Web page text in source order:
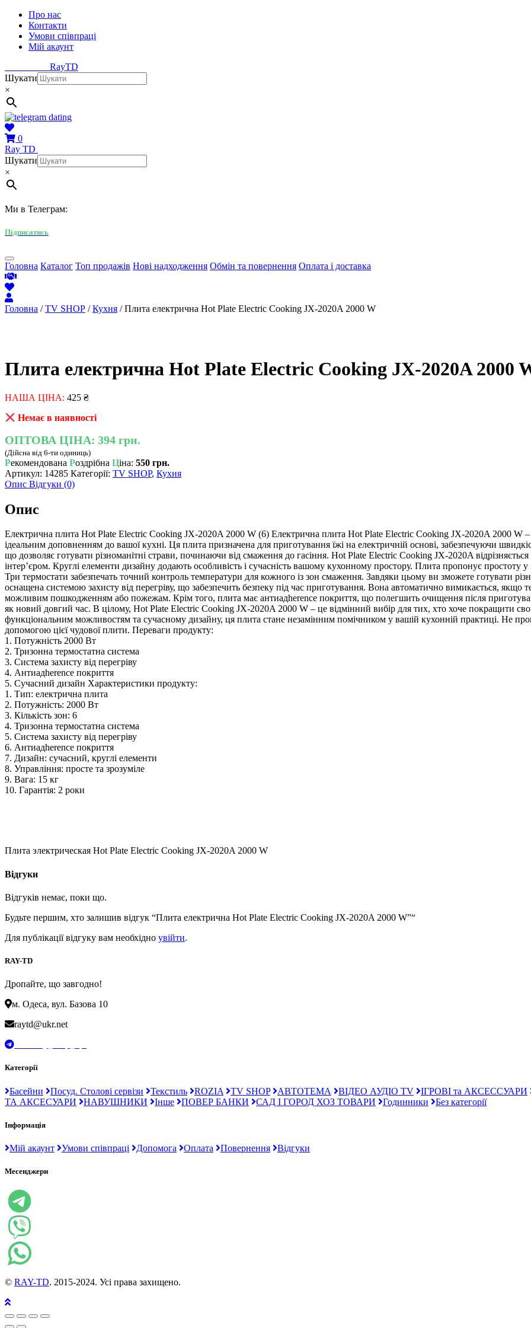
Про нас
Контакти
Умови співпраці
Мій акаунт
RayTD
Шукати
×
0
Ray TD
Шукати
×
Ми в Телеграм:
Підписатись
Головна Каталог Топ продажів Нові надходження Обмін та повернення Оплата і доставка
Головна /TV SHOP /Кухня / Плита електрична Hot Plate Electric Cooking JX-2020A 2000 W
Плита електрична Hot Plate Electric Cooking JX-2020A 2000
НАША ЦІНА: 425 ₴
Немає в наявності
ОПТОВА ЦІНА: 394 грн.
(Дійсна від 6-ти одиниць)
Рекомендована Роздрібна Ціна: 550 грн.
Артикул: 14285 Категорії: TV SHOP, Кухня
Опис Відгуки (0)
Опис
Електрична плита Hot Plate Electric Cooking JX-2020A 2000 W (6) Електрична плита Hot Plate Electric Cooking JX-2020A 2000 W
ідеальним доповненням до вашої кухні. Ця плита призначена для приготування їжі на електричній основі, забезпечуючи
що дозволяє готувати різноманітні страви, починаючи від смаження до гасіння. Hot Plate Electric Cooking JX-2020A
інтер’єром. Круглі елементи дизайну додають особливість і сучасність вашому кухонному простору. Плита пропонує простоту
Три термостати забезпечать точний контроль температури для кожного із зон смаження. Завдяки цьому ви зможете готувати
оснащена системою захисту від перегріву, що забезпечить безпеку під час приготування. Вона автоматично вимикається, якщо
можливим пошкодженням або пожежам. Крім того, плита має антиадherence покриття, що полегшить очищення після
як новий довгий час. В цілому, Hot Plate Electric Cooking JX-2020A 2000 W – це відмінний вибір для тих, хто хоче покращити
функціональним можливостям та сучасному дизайну, ця плита стане незамінним помічником у вашій кухонній практиці. Не
допомогою цієї чудової плити. Переваги продукту:
1. Потужність 2000 Вт
2. Тризонна термостатна система
3. Система захисту від перегріву
4. Антиадherence покриття
5. Сучасний дизайн Характеристики продукту:
1. Тип: електрична плита
2. Потужність: 2000 Вт
3. Кількість зон: 6
4. Тризонна термостатна система
5. Система захисту від перегріву
6. Антиадherence покриття
7. Дизайн: сучасний, круглі елементи
8. Управління: просте та зрозуміле
9. Вага: 15 кг
10. Гарантія: 2 роки
Плита электрическая Hot Plate Electric Cooking JX-2020A 2000 W
Відгуки
Відгуків немає, поки що.
Будьте першим, хто залишив відгук “Плита електрична Hot Plate Electric Cooking JX-2020A 2000 W”“
Для публікації відгуку вам необхідно увійти.
RAY-TD
Дропайте, що завгодно!
м. Одеса, вул. Базова 10
raytd@ukr.net
Категорії
Басейни Посуд. Столові сервізи Текстиль ROZIA TV SHOP АВТОТЕМА ВІДЕО АУДІО TV
ІГРОВІ та АКСЕССУАРИ
ТА АКСЕСУАРИ
НАВУШНИКИ Інше ПОВЕР БАНКИ САД І ГОРОД ХОЗ ТОВАРИ Годинники Без категорії
Інформація
Мій акаунт Умови співпраці Допомога Оплата Повернення Відгуки
Месенджери
© RAY-TD. 2015-2024. Усі права захищено.